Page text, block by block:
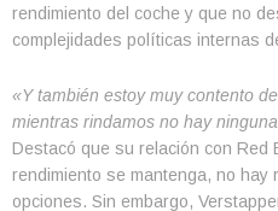
rendimiento del coche y que no
complejidades políticas internas
«Y también estoy muy contento
mientras rindamos no hay
Destacó que su relación con Red
rendimiento se mantenga, no
opciones. Sin embargo,